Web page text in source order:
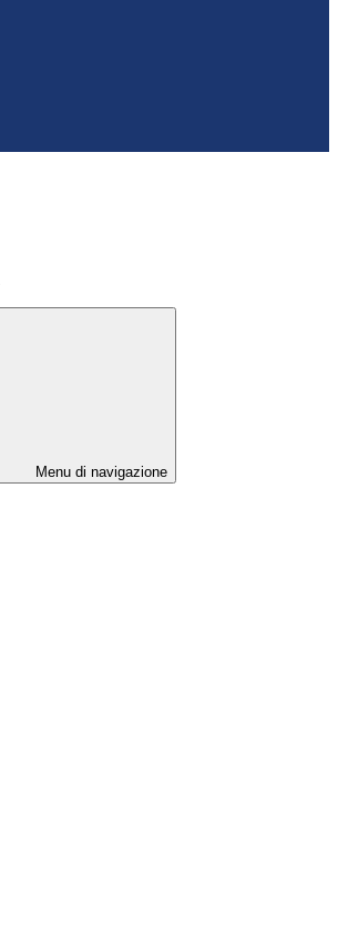
Menu di navigazione